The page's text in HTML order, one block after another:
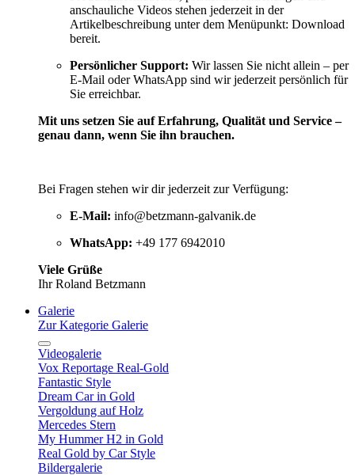
anschauliche Videos stehen jederzeit in der
Artikelbeschreibung unter dem Menüpunkt: Download
bereit.
Persönlicher Support: Wir lassen Sie nicht allein – per
E-Mail oder WhatsApp sind wir jederzeit persönlich für
Sie erreichbar.
Mit uns setzen Sie auf Erfahrung, Qualität und Service –
genau dann, wenn Sie ihn brauchen.
Bei Fragen stehen wir dir jederzeit zur Verfügung:
E-Mail: info@betzmann-galvanik.de
WhatsApp: +49 177 6942010
Viele Grüße
Ihr Roland Betzmann
Galerie
Zur Kategorie Galerie
Videogalerie
Vox Reportage Real-Gold
Fantastic Style
Dream Car in Gold
Vergoldung auf Holz
Mercedes Stern
My Hummer H2 in Gold
Real Gold by Car Style
Bildergalerie